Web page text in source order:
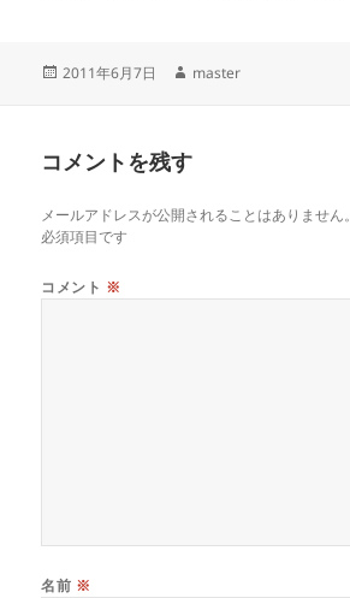
投
2011年6月7日
作
master
コメントを残す
メールアドレスが公開されることはありません。
必須項目です
コメント ※
名前 ※